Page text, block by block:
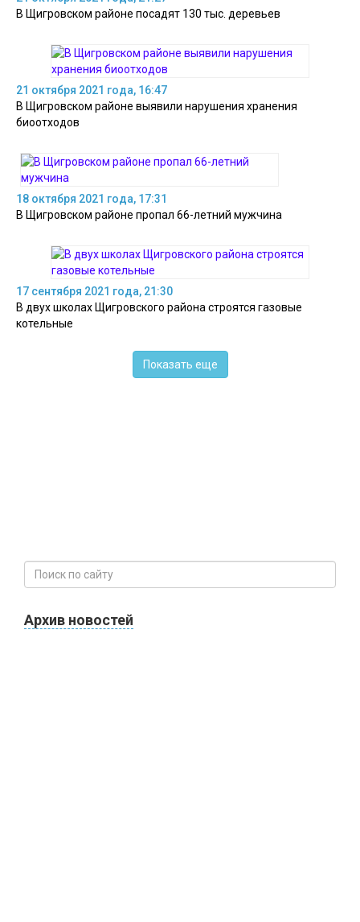
В Щигровском районе посадят 130 тыс. деревьев
21 октября 2021 года, 16:47
В Щигровском районе выявили нарушения хранения
биоотходов
18 октября 2021 года, 17:31
В Щигровском районе пропал 66-летний мужчина
17 сентября 2021 года, 21:30
В двух школах Щигровского района строятся газовые
котельные
Показать еще
Архив новостей